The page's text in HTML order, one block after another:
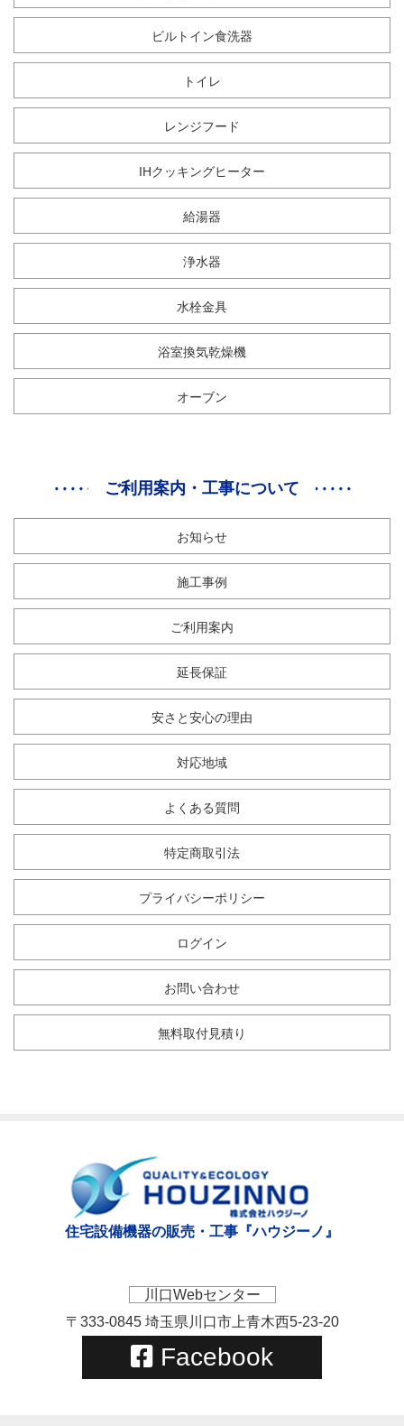
ビルトイン食洗器
トイレ
レンジフード
IHクッキングヒーター
給湯器
浄水器
水栓金具
浴室換気乾燥機
オーブン
ご利用案内・工事について
お知らせ
施工事例
ご利用案内
延長保証
安さと安心の理由
対応地域
よくある質問
特定商取引法
プライバシーポリシー
ログイン
お問い合わせ
無料取付見積り
住宅設備機器の販売・工事『ハウジーノ』
川口Webセンター
〒333-0845 埼玉県川口市上青木西5-23-20
Facebook